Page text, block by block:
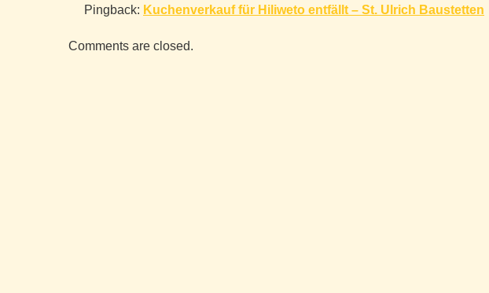
Pingback: Kuchenverkauf für Hiliweto entfällt – St. Ulrich Baustetten
Comments are closed.